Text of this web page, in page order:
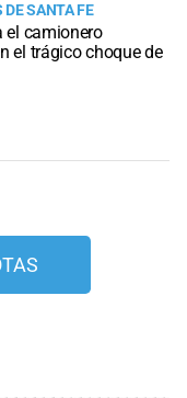
SANTA FE
el camionero
el trágico choque de